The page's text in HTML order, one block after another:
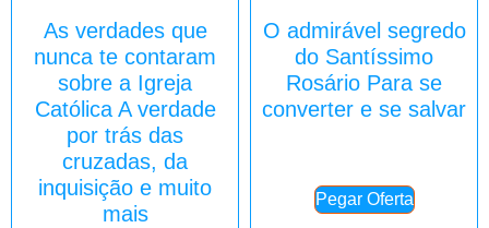
As verdades que
nunca te contaram
sobre a Igreja
Católica A verdade
por trás das
cruzadas, da
inquisição e muito
mais
O admirável segredo
do Santíssimo
Rosário Para se
converter e se salvar
Pegar Oferta